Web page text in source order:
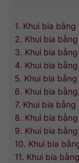
1. Khui bia
2. Khui bia
3. Khui bia
4. Khui bia
5. Khui bia
6. Khui bia
7. Khui bia bằng
8. Khui bia
9. Khui bia
10. Khui bia
11. Khui bia